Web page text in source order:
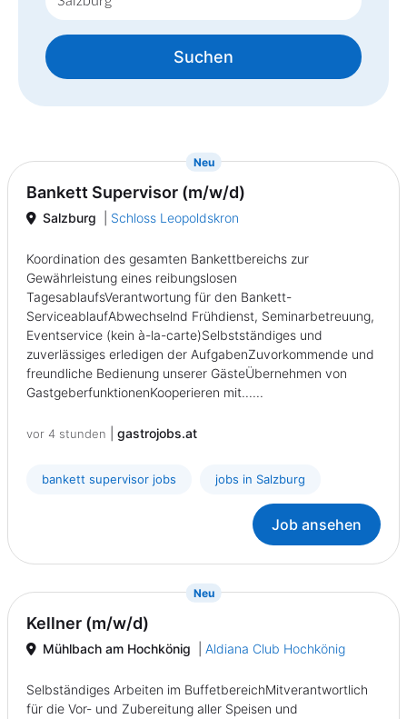
Suchen
Neu{prompt.job}
Bankett Supervisor (m/w/d)
Salzburg Schloss Leopoldskron
Koordination des gesamten Bankettbereichs zur
Gewährleistung eines reibungslosen
TagesablaufsVerantwortung für den Bankett-
ServiceablaufAbwechselnd Frühdienst, Seminarbetreuung,
Eventservice (kein à-la-carte)Selbstständiges und
zuverlässiges erledigen der AufgabenZuvorkommende und
freundliche Bedienung unserer GästeÜbernehmen von
GastgeberfunktionenKooperieren mit......
vor 4 stunden gastrojobs.at
bankett supervisor jobs jobs in Salzburg
Job ansehen
Neu{prompt.job}
Kellner (m/w/d)
Mühlbach am Hochkönig Aldiana Club Hochkönig
Selbständiges Arbeiten im BuffetbereichMitverantwortlich
für die Vor- und Zubereitung aller Speisen und